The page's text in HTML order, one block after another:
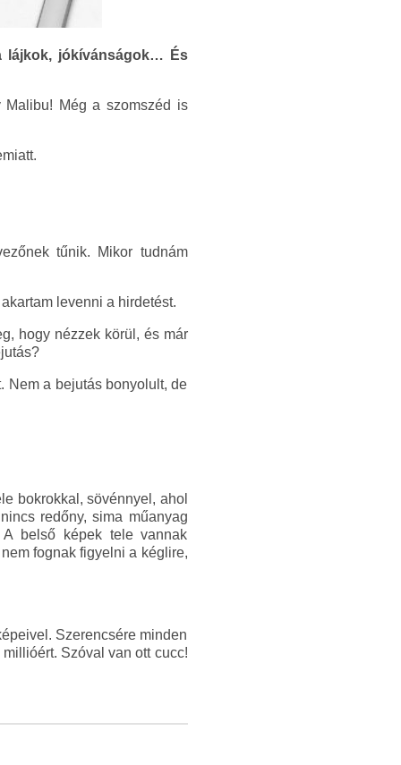
lájkok, jókívánságok… És
Még a szomszéd is
tűnik. Mikor tudnám
levenni a hirdetést.
hogy nézzek körül, és már
Nem a bejutás bonyolult, de
bokrokkal, sövénnyel, ahol
redőny, sima műanyag
belső képek tele vannak
fognak figyelni a kéglire,
Szerencsére minden
Szóval van ott cucc!